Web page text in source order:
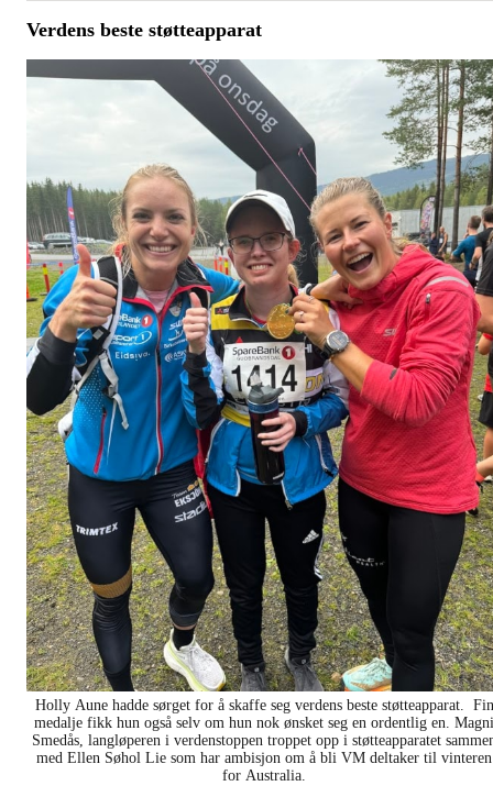
Verdens beste støtteapparat
Holly Aune hadde sørget for å skaffe seg verdens beste støtteapparat. Fin
medalje fikk hun også selv om hun nok ønsket seg en ordentlig en. Magni
Smedås, langløperen i verdenstoppen troppet opp i støtteapparatet
med Ellen Søhol Lie som har ambisjon om å bli VM deltaker til vinteren
for Australia.